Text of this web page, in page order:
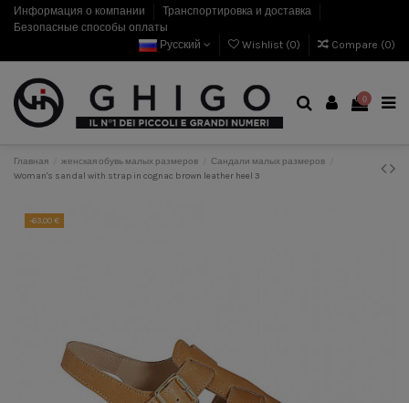
Информация о компании
Транспортировка и доставка
Безопасные способы оплаты
Русский
Wishlist (0) Compare (0)
0
Главная женская обувь малых размеров
Сандали малых размеров
Woman's sandal with strap in cognac brown leather heel 3
-63,00 €